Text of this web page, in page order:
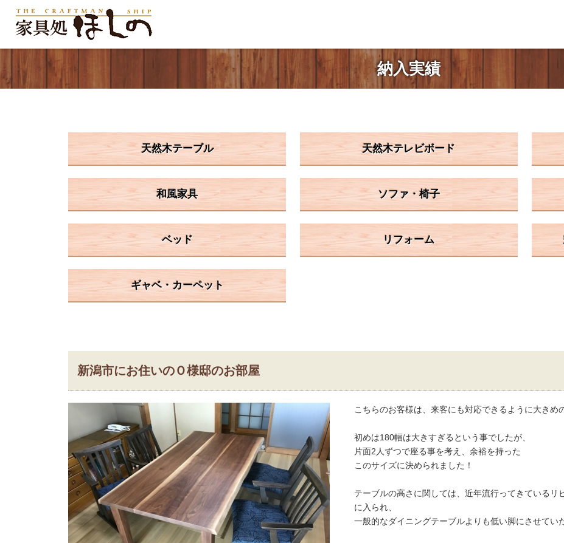
納入実績
天然木テーブル 天然木テレビボード
和風家具 ソファ・椅子
ベッド リフォーム
ギャベ・カーペット
新潟市にお住いのＯ様邸のお部屋
こちらのお客様は、来客にも対応できるように大きめ
初めは180幅は大きすぎるという事でしたが、
片面2人ずつで座る事を考え、余裕を持った
このサイズに決められました！
テーブルの高さに関しては、近年流行ってきている
に入られ、
一般的なダイニングテーブルよりも低い脚にさせてい